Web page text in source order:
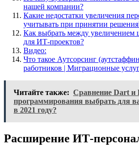
нашей компании?
Какие недостатки увеличения
учитывать при принятии
Как выбрать между увеличением
для ИТ-проектов?
Видео:
Что такое Аутсорсинг
работников | Миграционные
Читайте также: Сравнение Dart и
программирования выбрать для
в 2021 году?
Расширение ИТ-